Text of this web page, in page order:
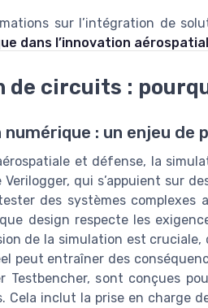
sur l’intégration de
dans l’innovation
de circuits :
: un enjeu de
et défense, la
Verilogger, qui s’appuient sur
des systèmes
design respecte les
de la simulation est
peut entraîner des
Testbencher, sont conçues
Cela inclut la prise en charge